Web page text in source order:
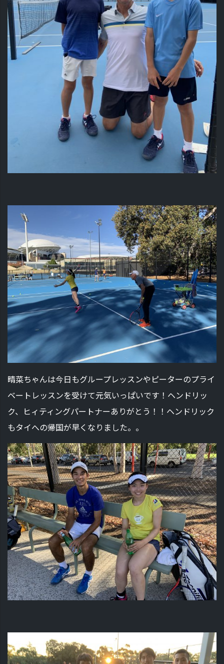
晴菜ちゃんは今日もグループレッスンやピーターのプライ
ベートレッスンを受けて元気いっぱいです！ヘンドリッ
ク、ヒィティングパートナーありがとう！！ヘンドリック
もタイへの帰国が早くなりました。。